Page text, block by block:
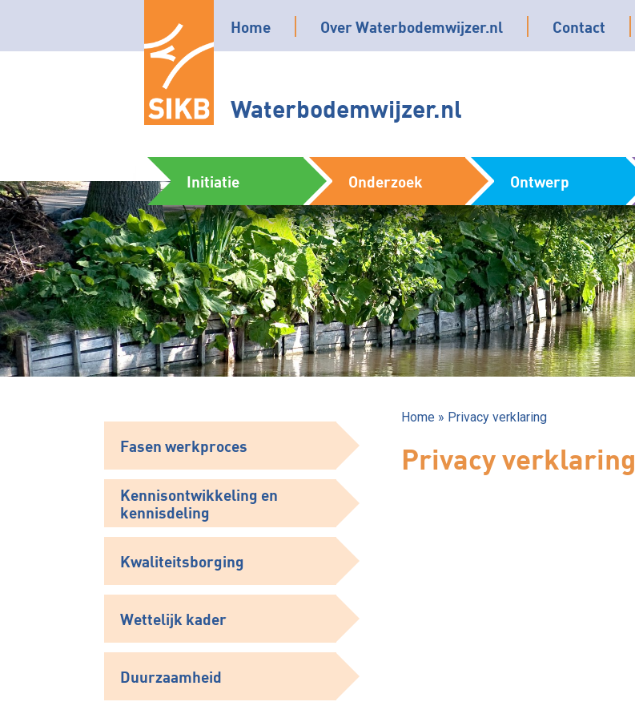
Home Over Waterbodemwijzer.nl Contact
Waterbodemwijzer.nl
Initiatie Onderzoek Ontwerp
Fasen werkproces
Kennisontwikkeling en
kennisdeling
Kwaliteitsborging
Wettelijk kader
Duurzaamheid
Home » Privacy verklaring
Privacy verklaring